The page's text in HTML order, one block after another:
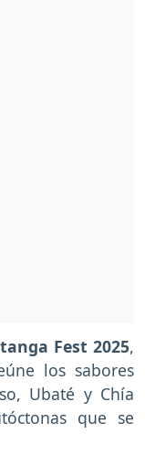
Fest 2025,
los sabores
Ubaté y Chía
que se